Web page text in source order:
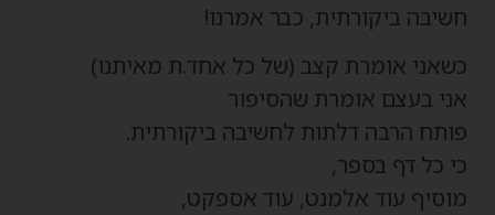
ביקורתית, כבר אמרנו!
אומרת קצב (של כל אחד.ת מאיתנו)
בעצם אומרת שהסיפור
הרבה דלתות לחשיבה ביקורתית.
כל דף בספר,
עוד אלמנט, עוד אספקט,